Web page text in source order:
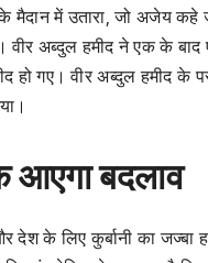
में उतारा, जो अजेय कहे
वीर अब्दुल हमीद ने एक के
गए। वीर अब्दुल हमीद के
आएगा बदलाव
देश के लिए कुर्बानी का